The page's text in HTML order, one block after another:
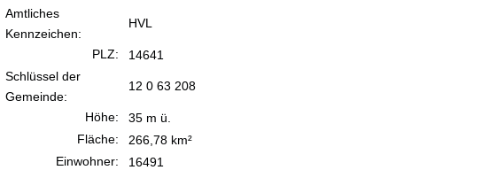
Amtliches
Kennzeichen:
HVL
PLZ:
14641
Schlüssel der
Gemeinde:
12 0 63 208
Höhe:
35 m ü.
Fläche:
266,78 km²
Einwohner:
16491